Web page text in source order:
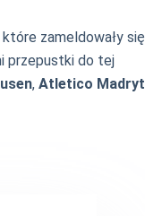
zameldowały się
przepustki do tej
, Atletico Madryt